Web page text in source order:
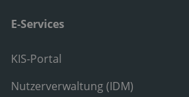
E-Services
KIS-Portal
Nutzerverwaltung (IDM)